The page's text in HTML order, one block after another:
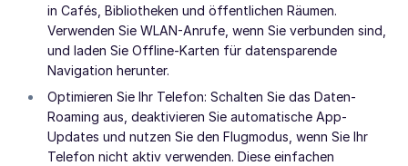
in Cafés, Bibliotheken und öffentlichen Räumen.
Verwenden Sie WLAN-Anrufe, wenn Sie verbunden sind,
und laden Sie Offline-Karten für datensparende
Navigation herunter.
Optimieren Sie Ihr Telefon: Schalten Sie das Daten-
Roaming aus, deaktivieren Sie automatische App-
Updates und nutzen Sie den Flugmodus, wenn Sie Ihr
Telefon nicht aktiv verwenden. Diese einfachen